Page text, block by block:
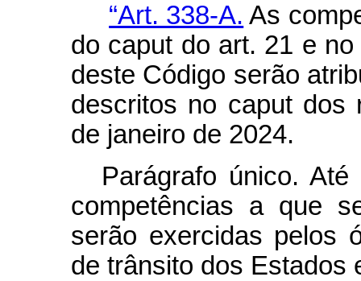
“Art. 338-A. As
do caput do art. 21 e
deste Código serão
descritos no caputdos
de janeiro de 2024.
Parágrafo único.
competências a que
serão exercidas pelos
de trânsito dos Estados